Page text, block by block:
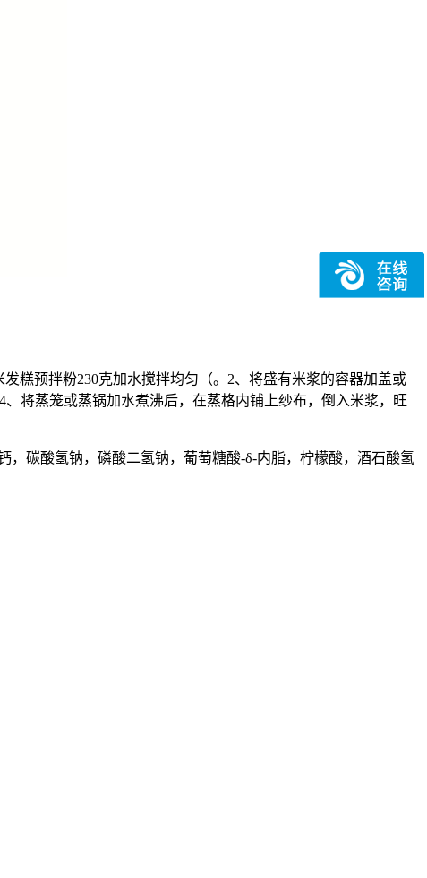
糕预拌粉230克加水搅拌均匀（。2、将盛有米浆的容器加盖或
将蒸笼或蒸锅加水煮沸后，在蒸格内铺上纱布，倒入米浆，旺
碳酸氢钠，磷酸二氢钠，葡萄糖酸-δ-内脂，柠檬酸，酒石酸氢